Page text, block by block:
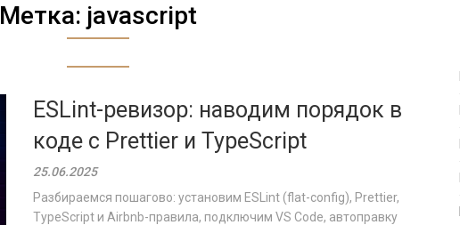
Метка: javascript
ESLint-ревизор: наводим порядок в
коде c Prettier и TypeScript
25.06.2025
Разбираемся пошагово: установим ESLint (flat-config), Prettier,
TypeScript и Airbnb-правила, подключим VS Code, автоправку